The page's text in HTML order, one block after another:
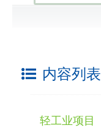
内容列表
轻工业项目